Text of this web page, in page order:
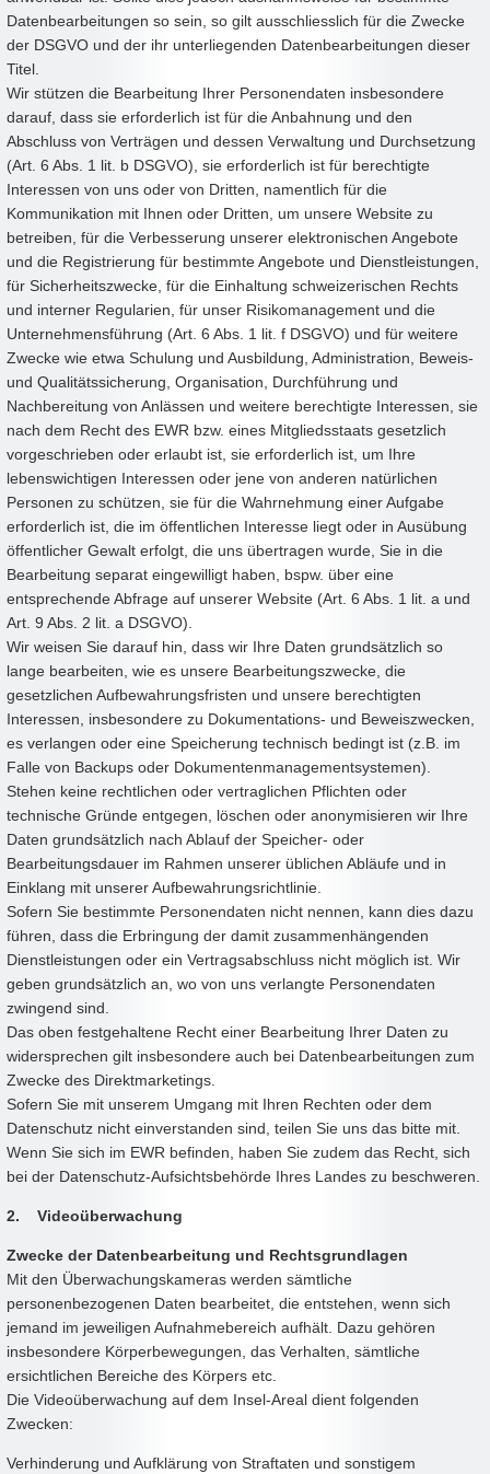
Datenbearbeitungen so sein, so gilt ausschliesslich für die Zwecke
der DSGVO und der ihr unterliegenden Datenbearbeitungen dieser
Titel.
Wir stützen die Bearbeitung Ihrer Personendaten insbesondere
darauf, dass sie erforderlich ist für die Anbahnung und den
Abschluss von Verträgen und dessen Verwaltung und Durchsetzung
(Art. 6 Abs. 1 lit. b DSGVO), sie erforderlich ist für berechtigte
Interessen von uns oder von Dritten, namentlich für die
Kommunikation mit Ihnen oder Dritten, um unsere Website zu
betreiben, für die Verbesserung unserer elektronischen Angebote
und die Registrierung für bestimmte Angebote und Dienstleistungen,
für Sicherheitszwecke, für die Einhaltung schweizerischen Rechts
und interner Regularien, für unser Risikomanagement und die
Unternehmensführung (Art. 6 Abs. 1 lit. f DSGVO) und für weitere
Zwecke wie etwa Schulung und Ausbildung, Administration, Beweis-
und Qualitätssicherung, Organisation, Durchführung und
Nachbereitung von Anlässen und weitere berechtigte Interessen, sie
nach dem Recht des EWR bzw. eines Mitgliedsstaats gesetzlich
vorgeschrieben oder erlaubt ist, sie erforderlich ist, um Ihre
lebenswichtigen Interessen oder jene von anderen natürlichen
Personen zu schützen, sie für die Wahrnehmung einer Aufgabe
erforderlich ist, die im öffentlichen Interesse liegt oder in Ausübung
öffentlicher Gewalt erfolgt, die uns übertragen wurde, Sie in die
Bearbeitung separat eingewilligt haben, bspw. über eine
entsprechende Abfrage auf unserer Website (Art. 6 Abs. 1 lit. a und
Art. 9 Abs. 2 lit. a DSGVO).
Wir weisen Sie darauf hin, dass wir Ihre Daten grundsätzlich so
lange bearbeiten, wie es unsere Bearbeitungszwecke, die
gesetzlichen Aufbewahrungsfristen und unsere berechtigten
Interessen, insbesondere zu Dokumentations- und Beweiszwecken,
es verlangen oder eine Speicherung technisch bedingt ist (z.B. im
Falle von Backups oder Dokumentenmanagementsystemen).
Stehen keine rechtlichen oder vertraglichen Pflichten oder
technische Gründe entgegen, löschen oder anonymisieren wir Ihre
Daten grundsätzlich nach Ablauf der Speicher- oder
Bearbeitungsdauer im Rahmen unserer üblichen Abläufe und in
Einklang mit unserer Aufbewahrungsrichtlinie.
Sofern Sie bestimmte Personendaten nicht nennen, kann dies dazu
führen, dass die Erbringung der damit zusammenhängenden
Dienstleistungen oder ein Vertragsabschluss nicht möglich ist. Wir
geben grundsätzlich an, wo von uns verlangte Personendaten
zwingend sind.
Das oben festgehaltene Recht einer Bearbeitung Ihrer Daten zu
widersprechen gilt insbesondere auch bei Datenbearbeitungen zum
Zwecke des Direktmarketings.
Sofern Sie mit unserem Umgang mit Ihren Rechten oder dem
Datenschutz nicht einverstanden sind, teilen Sie uns das bitte mit.
Wenn Sie sich im EWR befinden, haben Sie zudem das Recht, sich
bei der Datenschutz-Aufsichtsbehörde Ihres Landes zu beschweren.
2. Videoüberwachung
Zwecke der Datenbearbeitung und Rechtsgrundlagen
Mit den Überwachungskameras werden sämtliche
personenbezogenen Daten bearbeitet, die entstehen, wenn sich
jemand im jeweiligen Aufnahmebereich aufhält. Dazu gehören
insbesondere Körperbewegungen, das Verhalten, sämtliche
ersichtlichen Bereiche des Körpers etc.
Die Videoüberwachung auf dem Insel-Areal dient folgenden
Zwecken:
Verhinderung und Aufklärung von Straftaten und sonstigem